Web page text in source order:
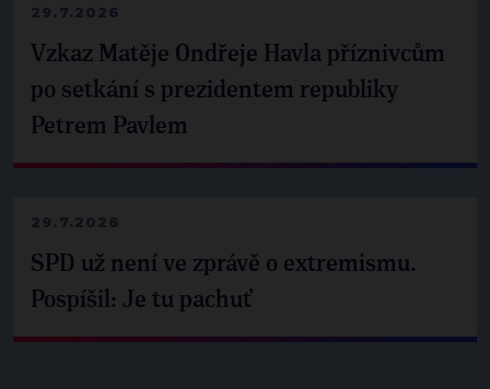
29.7.2026
Vzkaz Matěje Ondřeje Havla příznivcům
po setkání s prezidentem republiky
Petrem Pavlem
29.7.2026
SPD už není ve zprávě o extremismu.
Pospíšil: Je tu pachuť